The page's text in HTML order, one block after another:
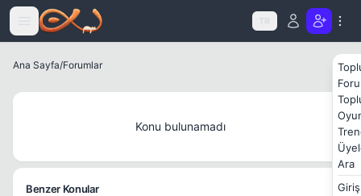
Icerige atla
TR
Ara
Giriş
Ana Sayfa/Forumlar
Konu bulunamadı
Benzer Konular